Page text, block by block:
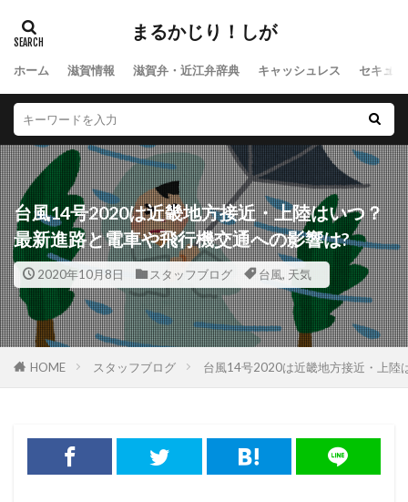
まるかじり！しが
ホーム 滋賀情報 滋賀弁・近江弁辞典 キャッシュレス セキュ
台風14号2020は近畿地方接近・上陸はいつ？
最新進路と電車や飛行機交通への影響は?
2020年10月8日 スタッフブログ 台風, 天気
HOME スタッフブログ 台風14号2020は近畿地方接近・上陸